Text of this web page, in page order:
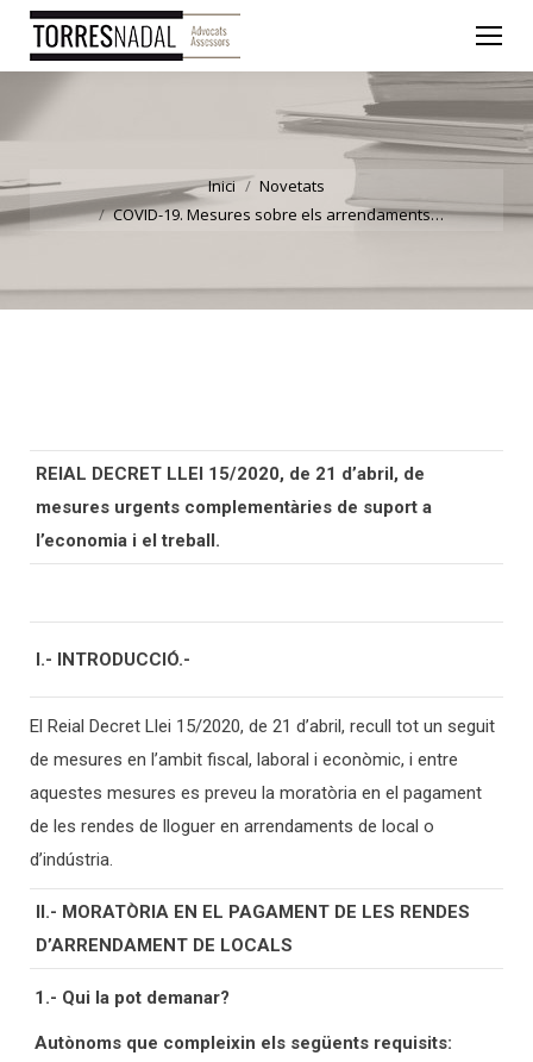
Inici
Novetats
COVID-19. Mesures sobre els arrendaments…
REIAL DECRET LLEI 15/2020, de 21 d’abril, de
mesures urgents complementàries de suport a
l’economia i el treball.
I.- INTRODUCCIÓ.-
El Reial Decret Llei 15/2020, de 21 d’abril, recull tot un seguit
de mesures en l’ambit fiscal, laboral i econòmic, i entre
aquestes mesures es preveu la moratòria en el pagament
de les rendes de lloguer en arrendaments de local o
d’indústria.
II.- MORATÒRIA EN EL PAGAMENT DE LES RENDES
D’ARRENDAMENT DE LOCALS
1.- Qui la pot demanar?
Autònoms que compleixin els següents requisits: